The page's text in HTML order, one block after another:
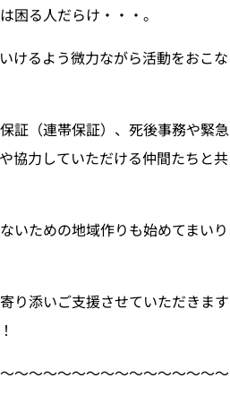
困る人だらけ・・・。
けるよう微力ながら活動をおこな
証（連帯保証）、死後事務や緊急
協力していただける仲間たちと共
いための地域作りも始めてまいり
り添いご支援させていただきます
〜〜〜〜〜〜〜〜〜〜〜〜〜〜〜